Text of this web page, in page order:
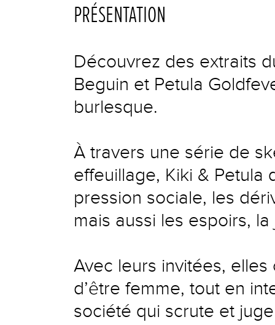
PRÉSENTATION
Découvrez des extraits
Beguin et Petula
burlesque.
À travers une série de
effeuillage, Kiki & Petula
pression sociale, les
mais aussi les espoirs,
Avec leurs invitées,
d’être femme, tout en
société qui scrute et